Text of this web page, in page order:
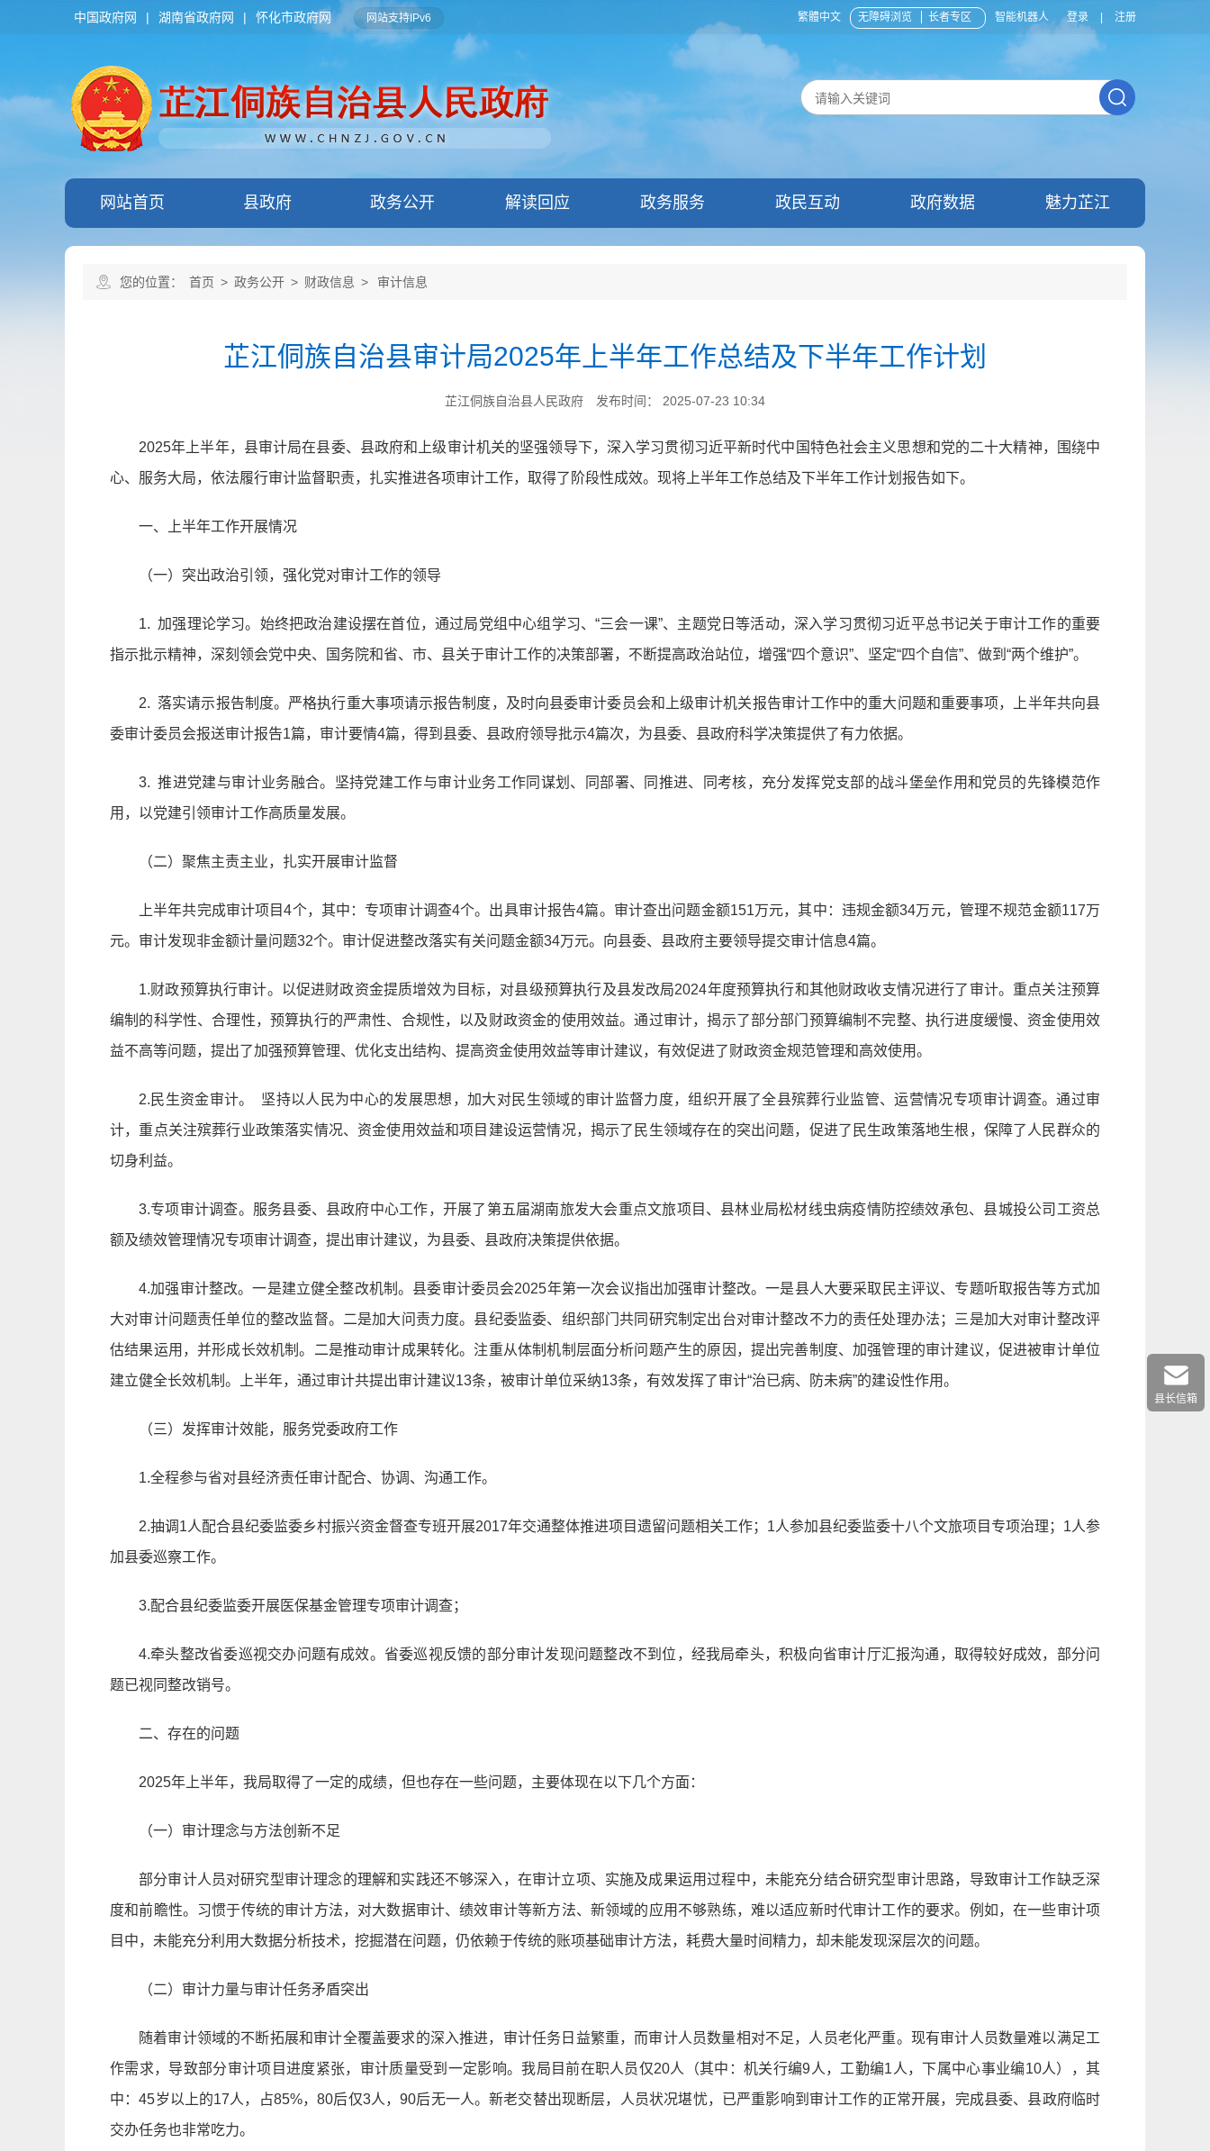
繁體中文 无障碍浏览 长者专区 智能机器人 登录 注册
中国政府网 | 湖南省政府网 | 怀化市政府网 网站支持IPv6
网站首页 县政府 政务公开 解读回应 政务服务 政民互动 政府数据 魅力芷江
您的位置： 首页 > 政务公开 > 财政信息 > 审计信息
芷江侗族自治县审计局2025年上半年工作总结及下半年工作计划
芷江侗族自治县人民政府 发布时间： 2025-07-23 10:34
2025年上半年，县审计局在县委、县政府和上级审计机关的坚强领导下，深入学习贯彻习近平新时代中国特色社会主义思想和党的二十大精神，围绕中
心、服务大局，依法履行审计监督职责，扎实推进各项审计工作，取得了阶段性成效。现将上半年工作总结及下半年工作计划报告如下。
一、上半年工作开展情况
（一）突出政治引领，强化党对审计工作的领导
1. 加强理论学习。始终把政治建设摆在首位，通过局党组中心组学习、“三会一课”、主题党日等活动，深入学习贯彻习近平总书记关于审计工作的重要
指示批示精神，深刻领会党中央、国务院和省、市、县关于审计工作的决策部署，不断提高政治站位，增强“四个意识”、坚定“四个自信”、做到“两个维护”。
2. 落实请示报告制度。严格执行重大事项请示报告制度，及时向县委审计委员会和上级审计机关报告审计工作中的重大问题和重要事项，上半年共向县
委审计委员会报送审计报告1篇，审计要情4篇，得到县委、县政府领导批示4篇次，为县委、县政府科学决策提供了有力依据。
3. 推进党建与审计业务融合。坚持党建工作与审计业务工作同谋划、同部署、同推进、同考核，充分发挥党支部的战斗堡垒作用和党员的先锋模范作
用，以党建引领审计工作高质量发展。
（二）聚焦主责主业，扎实开展审计监督
上半年共完成审计项目4个，其中：专项审计调查4个。出具审计报告4篇。审计查出问题金额151万元，其中：违规金额34万元，管理不规范金额117万
元。审计发现非金额计量问题32个。审计促进整改落实有关问题金额34万元。向县委、县政府主要领导提交审计信息4篇。
1.财政预算执行审计。以促进财政资金提质增效为目标，对县级预算执行及县发改局2024年度预算执行和其他财政收支情况进行了审计。重点关注预算
编制的科学性、合理性，预算执行的严肃性、合规性，以及财政资金的使用效益。通过审计，揭示了部分部门预算编制不完整、执行进度缓慢、资金使用效
益不高等问题，提出了加强预算管理、优化支出结构、提高资金使用效益等审计建议，有效促进了财政资金规范管理和高效使用。
2.民生资金审计。 坚持以人民为中心的发展思想，加大对民生领域的审计监督力度，组织开展了全县殡葬行业监管、运营情况专项审计调查。通过审
计，重点关注殡葬行业政策落实情况、资金使用效益和项目建设运营情况，揭示了民生领域存在的突出问题，促进了民生政策落地生根，保障了人民群众的
切身利益。
3.专项审计调查。服务县委、县政府中心工作，开展了第五届湖南旅发大会重点文旅项目、县林业局松材线虫病疫情防控绩效承包、县城投公司工资总
额及绩效管理情况专项审计调查，提出审计建议，为县委、县政府决策提供依据。
4.加强审计整改。一是建立健全整改机制。县委审计委员会2025年第一次会议指出加强审计整改。一是县人大要采取民主评议、专题听取报告等方式加
大对审计问题责任单位的整改监督。二是加大问责力度。县纪委监委、组织部门共同研究制定出台对审计整改不力的责任处理办法；三是加大对审计整改评
估结果运用，并形成长效机制。二是推动审计成果转化。注重从体制机制层面分析问题产生的原因，提出完善制度、加强管理的审计建议，促进被审计单位
建立健全长效机制。上半年，通过审计共提出审计建议13条，被审计单位采纳13条，有效发挥了审计“治已病、防未病”的建设性作用。
（三）发挥审计效能，服务党委政府工作
1.全程参与省对县经济责任审计配合、协调、沟通工作。
2.抽调1人配合县纪委监委乡村振兴资金督查专班开展2017年交通整体推进项目遗留问题相关工作；1人参加县纪委监委十八个文旅项目专项治理；1人参
加县委巡察工作。
3.配合县纪委监委开展医保基金管理专项审计调查；
4.牵头整改省委巡视交办问题有成效。省委巡视反馈的部分审计发现问题整改不到位，经我局牵头，积极向省审计厅汇报沟通，取得较好成效，部分问
题已视同整改销号。
二、存在的问题
2025年上半年，我局取得了一定的成绩，但也存在一些问题，主要体现在以下几个方面：
（一）审计理念与方法创新不足
部分审计人员对研究型审计理念的理解和实践还不够深入，在审计立项、实施及成果运用过程中，未能充分结合研究型审计思路，导致审计工作缺乏深
度和前瞻性。习惯于传统的审计方法，对大数据审计、绩效审计等新方法、新领域的应用不够熟练，难以适应新时代审计工作的要求。例如，在一些审计项
目中，未能充分利用大数据分析技术，挖掘潜在问题，仍依赖于传统的账项基础审计方法，耗费大量时间精力，却未能发现深层次的问题。
（二）审计力量与审计任务矛盾突出
随着审计领域的不断拓展和审计全覆盖要求的深入推进，审计任务日益繁重，而审计人员数量相对不足，人员老化严重。现有审计人员数量难以满足工
作需求，导致部分审计项目进度紧张，审计质量受到一定影响。我局目前在职人员仅20人（其中：机关行编9人，工勤编1人，下属中心事业编10人），其
中：45岁以上的17人，占85%，80后仅3人，90后无一人。新老交替出现断层，人员状况堪忧，已严重影响到审计工作的正常开展，完成县委、县政府临时
交办任务也非常吃力。
县长信箱